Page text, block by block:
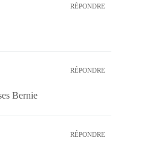
RÉPONDRE
RÉPONDRE
Bernie
RÉPONDRE